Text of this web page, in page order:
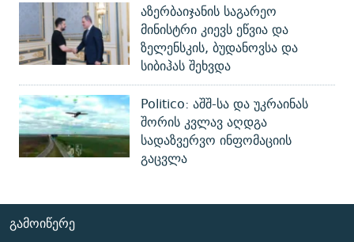
აზერბაიჯანის საგარეო
მინისტრი კიევს ეწვია და
ზელენსკის, ბუდანოვსა და
სიბიჰას შეხვდა
Politico: აშშ-სა და უკრაინას
შორის კვლავ აღდგა
სადაზვერვო ინფომაციის
გაცვლა
ᲒᲐᲛᲝᲘᲬᲔᲠᲔ